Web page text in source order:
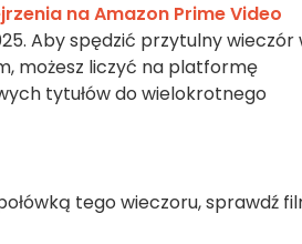
na Amazon Prime Video
Aby spędzić przytulny wieczór
możesz liczyć na platformę
tytułów do wielokrotnego
tego wieczoru, sprawdź